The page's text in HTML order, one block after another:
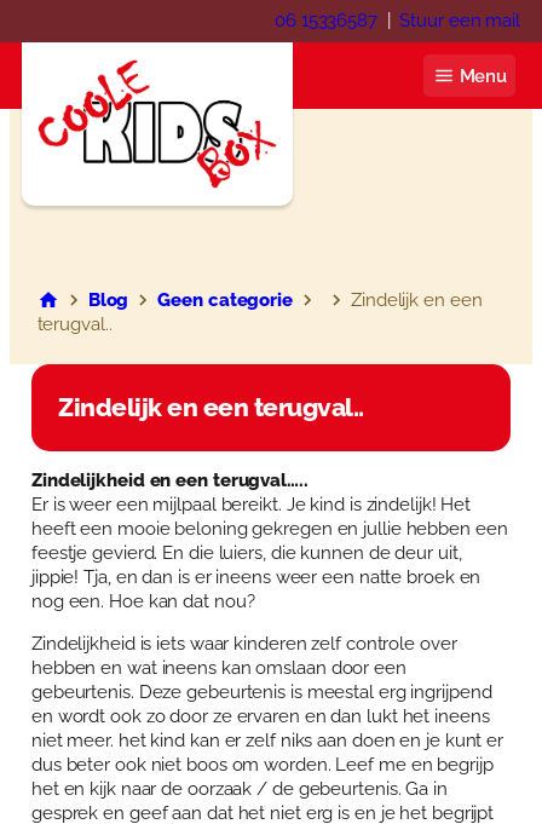
naar
06 15336587|Stuur een mail
Menu
Blog
Webshop
Winkelwagen
Mijn account
Contact
Inloggen
Blog Geen categorie
Zindelijk en een
terugval..
Zindelijk en een terugval..
Zindelijkheid en een terugval…..
Er is weer een mijlpaal bereikt. Je kind is zindelijk! Het
heeft een mooie beloning gekregen en jullie hebben een
feestje gevierd. En die luiers, die kunnen de deur uit,
jippie! Tja, en dan is er ineens weer een natte broek en
nog een. Hoe kan dat nou?
Zindelijkheid is iets waar kinderen zelf controle over
hebben en wat ineens kan omslaan door een
gebeurtenis. Deze gebeurtenis is meestal erg ingrijpend
en wordt ook zo door ze ervaren en dan lukt het ineens
niet meer. het kind kan er zelf niks aan doen en je kunt er
dus beter ook niet boos om worden. Leef me en begrijp
het en kijk naar de oorzaak / de gebeurtenis. Ga in
gesprek en geef aan dat het niet erg is en je het begrijpt